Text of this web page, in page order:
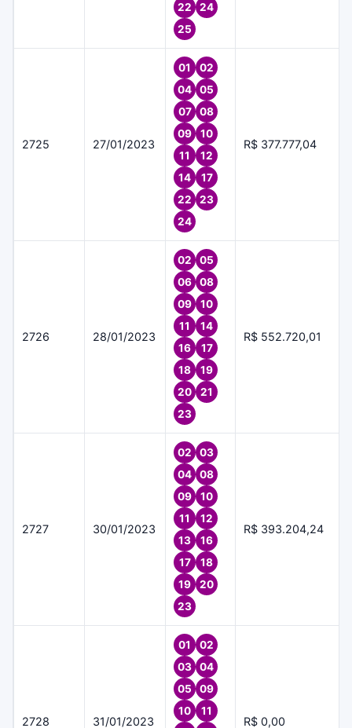
22
24
25
2725 27/01/2023
01
02
04
05
07
08
09
10
11
12
14
17
22
23
24
R$ 377.777,04
2726 28/01/2023
02
05
06
08
09
10
11
14
16
17
18
19
20
21
23
R$ 552.720,01
2727 30/01/2023
02
03
04
08
09
10
11
12
13
16
17
18
19
20
23
R$ 393.204,24
2728 31/01/2023
01
02
03
04
05
09
10
11
R$ 0,00